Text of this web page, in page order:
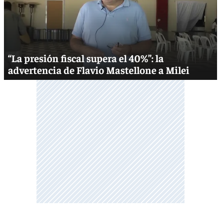
“La presión fiscal supera el 40%”: la
advertencia de Flavio Mastellone a Milei